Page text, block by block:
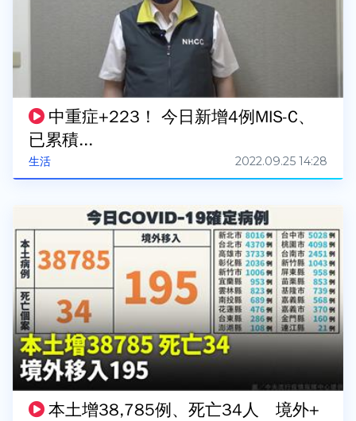
生活
中重症+223！ 今日新增4例MIS-C、
已累積...
2022.09.25 14:28
本土增38,785例、死亡34人 境外+